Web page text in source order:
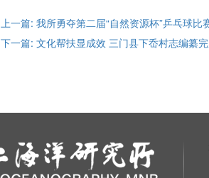
上一篇: 我所勇夺第二届“自然资源杯”乒乓球
下一篇: 文化帮扶显成效 三门县下岙村志编纂